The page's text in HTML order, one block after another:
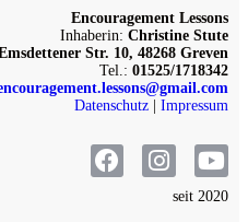
Encouragement Lessons
Inhaberin: Christine Stute
Str. 10, 48268 Greven
Tel.: 01525/1718342
Datenschutz | Impressum
seit 2020